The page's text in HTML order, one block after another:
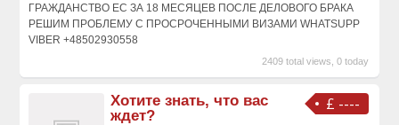
ГРАЖДАНСТВО ЕС ЗА 18 МЕСЯЦЕВ ПОСЛЕ ДЕЛОВОГО БРАКА
РЕШИМ ПРОБЛЕМУ С ПРОСРОЧЕННЫМИ ВИЗАМИ WHATSUPP
VIBER +48502930558
2409 total views, 0 today
£ ----
Хотите знать, что вас
ждет?